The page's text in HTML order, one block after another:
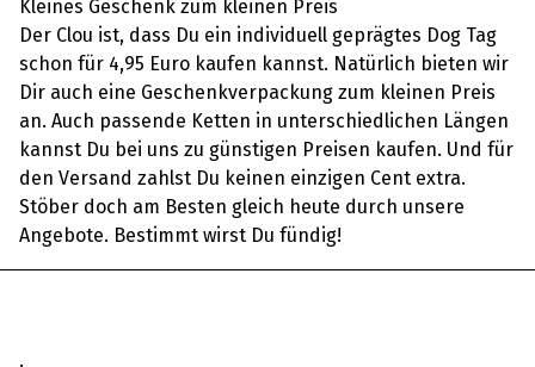
Kleines Geschenk zum kleinen Preis
Der Clou ist, dass Du ein individuell geprägtes Dog Tag
schon für 4,95 Euro kaufen kannst. Natürlich bieten wir
Dir auch eine Geschenkverpackung zum kleinen Preis
an. Auch passende Ketten in unterschiedlichen Längen
kannst Du bei uns zu günstigen Preisen kaufen. Und für
den Versand zahlst Du keinen einzigen Cent extra.
Stöber doch am Besten gleich heute durch unsere
Angebote. Bestimmt wirst Du fündig!
.